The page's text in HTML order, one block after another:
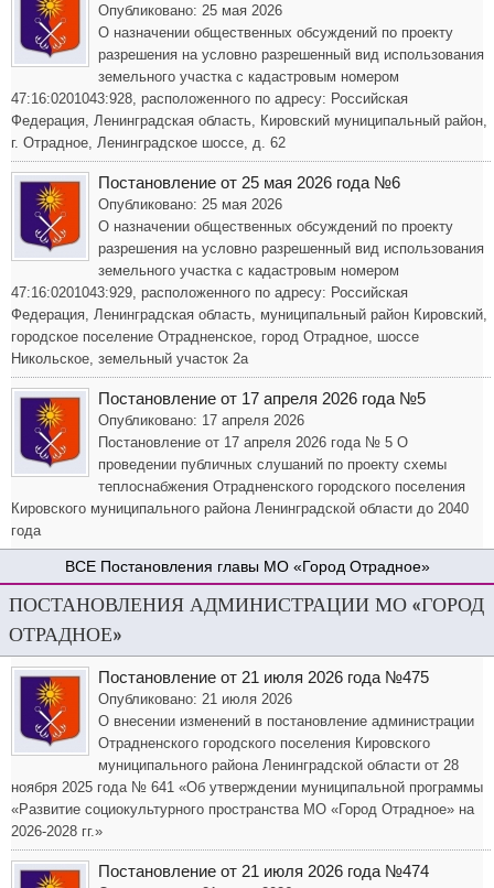
Опубликовано: 25 мая 2026
О назначении общественных обсуждений по проекту
разрешения на условно разрешенный вид использования
земельного участка с кадастровым номером
47:16:0201043:928, расположенного по адресу: Российская
Федерация, Ленинградская область, Кировский муниципальный район,
г. Отрадное, Ленинградское шоссе, д. 62
Постановление от 25 мая 2026 года №6
Опубликовано: 25 мая 2026
О назначении общественных обсуждений по проекту
разрешения на условно разрешенный вид использования
земельного участка с кадастровым номером
47:16:0201043:929, расположенного по адресу: Российская
Федерация, Ленинградская область, муниципальный район Кировский,
городское поселение Отрадненское, город Отрадное, шоссе
Никольское, земельный участок 2а
Постановление от 17 апреля 2026 года №5
Опубликовано: 17 апреля 2026
Постановление от 17 апреля 2026 года № 5 О
проведении публичных слушаний по проекту схемы
теплоснабжения Отрадненского городского поселения
Кировского муниципального района Ленинградской области до 2040
года
Постановления главы МО «Город Отрадное»
ПОСТАНОВЛЕНИЯ АДМИНИСТРАЦИИ МО «ГОРОД
ОТРАДНОЕ»
Постановление от 21 июля 2026 года №475
Опубликовано: 21 июля 2026
О внесении изменений в постановление администрации
Отрадненского городского поселения Кировского
муниципального района Ленинградской области от 28
ноября 2025 года № 641 «Об утверждении муниципальной программы
«Развитие социокультурного пространства МО «Город Отрадное» на
2026-2028 гг.»
Постановление от 21 июля 2026 года №474